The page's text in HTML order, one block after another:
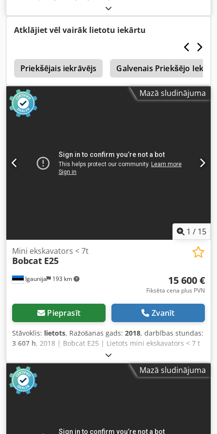
Atklājiet vēl vairāk lietotu iekārtu
Priekšējais iekrāvējs Galvenais Priekšējo
Mazā sludinājuma
1 / 15
Igaunija 193 km
Mini ekskavators < 7t
Bobcat E25
15 600 €
Fiksēta cena plus PVN
Pieprasīt Zvanīt
Stāvoklis: lietots, Ražošanas gads: 2018, darbības stundas:
3 607 h, 2018 | Bobcat E25 | Lietots mini ekskavators < 7 t
| 3607 darba stundas 📍 Atrašanās vieta: Igaunija 🚛
Piegāde pieejama līdz jūsu norādītajai adresei —
izmantojiet mūsu kravu aprēķināšanas rīku, lai noteiktu
transportēšanas izmaksas! 💰 Iegādājieties tūlīt par
15 600 eiro vai iesniedziet savu piedāvājumu. Apmaksa
Mazā sludinājuma